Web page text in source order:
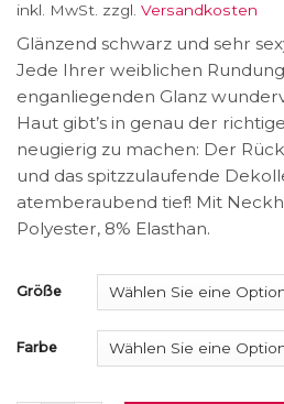
inkl. MwSt. zzgl. Versandkosten
Glänzend schwarz und sehr
Jede Ihrer weiblichen
enganliegenden Glanz
Haut gibt’s in genau der
neugierig zu machen: Der
und das spitzzulaufende
atemberaubend tief! Mit
Polyester, 8% Elasthan.
Größe
Farbe